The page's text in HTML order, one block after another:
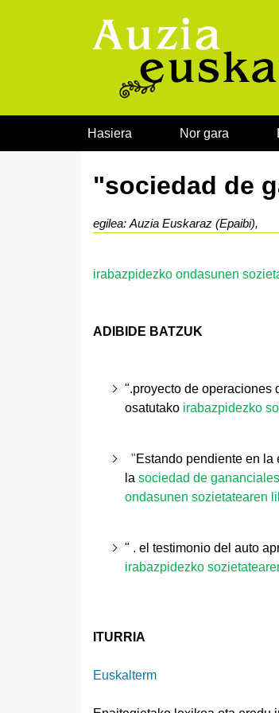
Hasiera Nor gara
"sociedad de
egilea: Auzia Euskaraz (Epaibi),
irabazpidezko ondasunen
ADIBIDE BATZUK
".proyecto de operaciones
osatutako irabazpidezko
"Estando pendiente en
la sociedad de gananciales
ondasunen sozietatearen
" . el testimonio del auto
irabazpidezko
ITURRIA
Euskalterm